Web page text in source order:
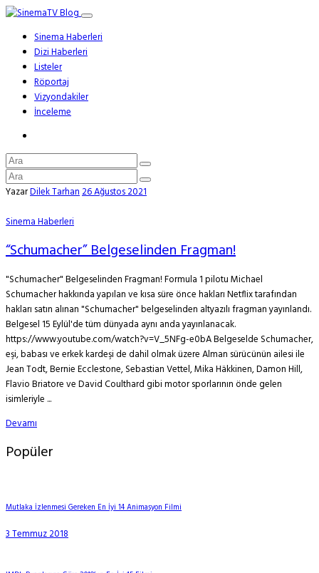
Sinema Haberleri
Dizi Haberleri
Listeler
Röportaj
Vizyondakiler
İnceleme
YazarDilek Tarhan26 Ağustos 2021
Sinema Haberleri
“Schumacher” Belgeselinden Fragman!
"Schumacher" Belgeselinden Fragman! Formula 1 pilotu Michael
Schumacher hakkında yapılan ve kısa süre önce hakları Netflix tarafından
hakları satın alınan "Schumacher" belgeselinden altyazılı fragman yayınlandı.
Belgesel 15 Eylül'de tüm dünyada aynı anda yayınlanacak.
https://www.youtube.com/watch?v=V_5NFg-e0bA Belgeselde Schumacher,
eşi, babası ve erkek kardeşi de dahil olmak üzere Alman sürücünün ailesi ile
Jean Todt, Bernie Ecclestone, Sebastian Vettel, Mika Häkkinen, Damon Hill,
Flavio Briatore ve David Coulthard gibi motor sporlarının önde gelen
isimleriyle ...
Devamı
Popüler
Mutlaka İzlenmesi Gereken En İyi 14 Animasyon Filmi
3 Temmuz 2018